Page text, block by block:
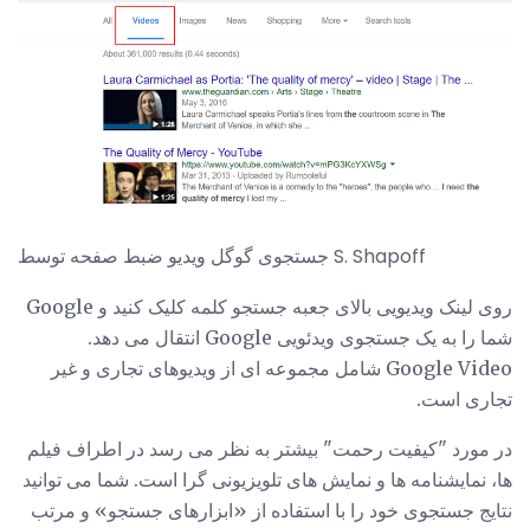
جستجوی گوگل ویدیو ضبط صفحه توسط S. Shapoff
روی لینک ویدیویی بالای جعبه جستجو کلمه کلیک کنید و Google
شما را به یک جستجوی ویدئویی Google انتقال می دهد.
Google Video شامل مجموعه ای از ویدیوهای تجاری و غیر
تجاری است.
در مورد "کیفیت رحمت" بیشتر به نظر می رسد در اطراف فیلم
ها، نمایشنامه ها و نمایش های تلویزیونی گرا است. شما می توانید
نتایج جستجوی خود را با استفاده از «ابزارهای جستجو» و مرتب